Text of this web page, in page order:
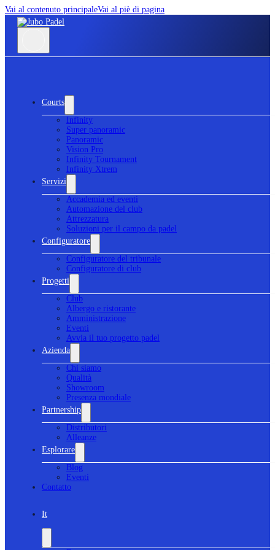
Vai al contenuto principaleVai al piè di pagina
Courts
Infinity
Super panoramic
Panoramic
Vision Pro
Infinity Tournament
Infinity Xtrem
Servizi
Accademia ed eventi
Automazione del club
Attrezzatura
Soluzioni per il campo da padel
Configuratore
Configuratore del tribunale
Configuratore di club
Progetti
Club
Albergo e ristorante
Amministrazione
Eventi
Avvia il tuo progetto padel
Azienda
Chi siamo
Qualità
Showroom
Presenza mondiale
Partnership
Distributori
Alleanze
Esplorare
Blog
Eventi
Contatto
It